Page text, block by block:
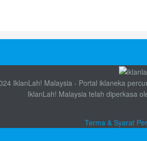
IklanLah! Malaysia - Portal iklaneka
IklanLah! Malaysia telah diperkasa
Terma & Syarat